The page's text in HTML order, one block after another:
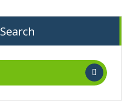
Search